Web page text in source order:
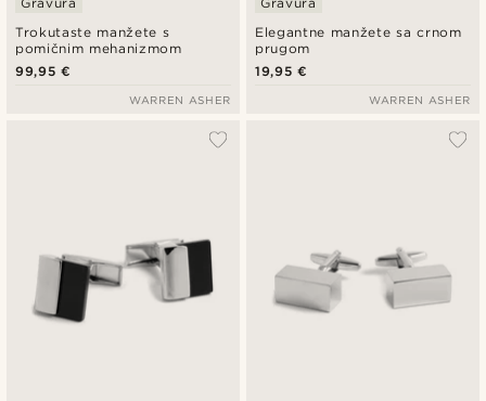
Trokutaste manžete s
pomičnim mehanizmom
99,95 €
WARREN ASHER
Elegantne manžete sa crnom
prugom
19,95 €
WARREN ASHER